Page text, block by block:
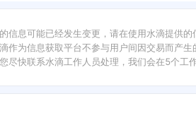
息可能已经发生变更，请在使用水滴提供
为信息获取平台不参与用户间因交易而产
尽快联系水滴工作人员处理，我们会在5个工